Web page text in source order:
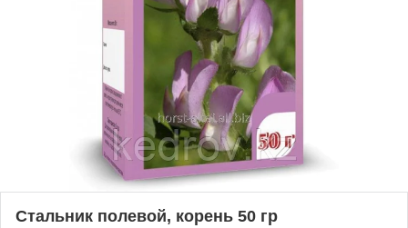
Стальник полевой, корень 50 гр